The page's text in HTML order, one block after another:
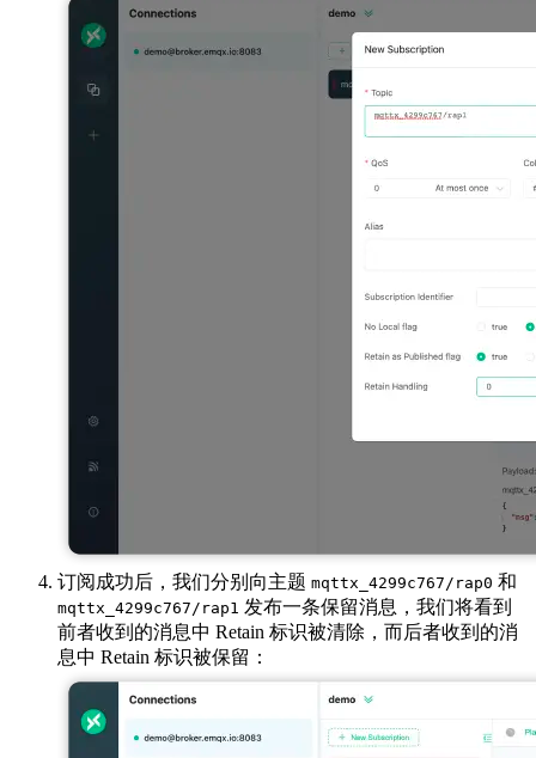
订阅成功后，我们分别向主题 mqttx_4299c767/rap0 和
mqttx_4299c767/rap1 发布一条保留消息，我们将看到
前者收到的消息中 Retain 标识被清除，而后者收到的消
息中 Retain 标识被保留：